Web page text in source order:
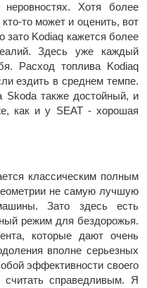
Хотя более
то может и оценить, вот
зато Kodiaq кажется более
Здесь уже каждый
Расход топлива Kodiaq
ездить в среднем темпе.
Skoda также достойный, и
как и у SEAT - хорошая
классическим полным
не самую лучшую
Зато здесь есть
режим для бездорожья.
которые дают очень
вполне серьезных
эффективности своего
справедливым. Я